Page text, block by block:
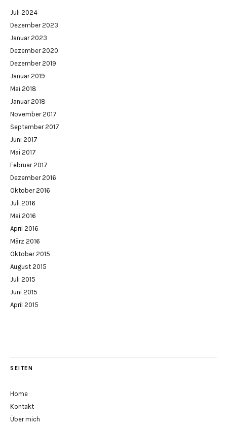
Juli 2024
Dezember 2023
Januar 2023
Dezember 2020
Dezember 2019
Januar 2019
Mai 2018
Januar 2018
November 2017
September 2017
Juni 2017
Mai 2017
Februar 2017
Dezember 2016
Oktober 2016
Juli 2016
Mai 2016
April 2016
März 2016
Oktober 2015
August 2015
Juli 2015
Juni 2015
April 2015
SEITEN
Home
Kontakt
Über mich